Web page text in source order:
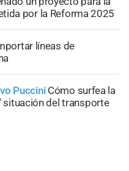
por la Reforma 2025
líneas de
Puccini Cómo surfea la
situación del transporte